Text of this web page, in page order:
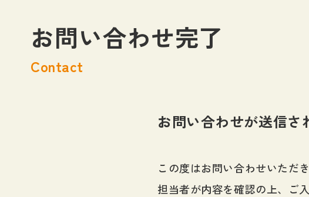
お問い合わせ完了
Contact
お問い合わせが送信さ
この度はお問い合わせいただ
担当者が内容を確認の上、ご